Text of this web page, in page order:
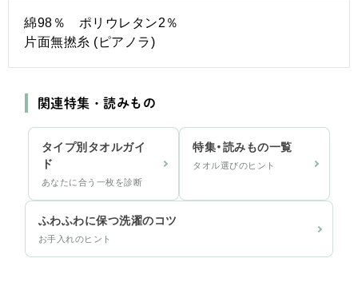
綿98％ ポリウレタン2％
片面無撚糸 (ピアノラ)
関連特集・読みもの
タイプ別タオルガイ
ド
あなたに合う一枚を診断
特集・読みもの一覧
タオル選びのヒント
ふわふわに保つ洗濯のコツ
お手入れのヒント